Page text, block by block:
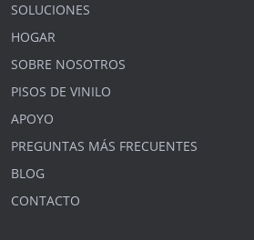
SOLUCIONES
HOGAR
SOBRE NOSOTROS
PISOS DE VINILO
APOYO
PREGUNTAS MÁS FRECUENTES
BLOG
CONTACTO